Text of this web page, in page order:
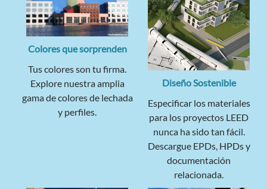
Colores que sorprenden
Tus colores son tu firma.
Explore nuestra amplia
gama de colores de lechada
y perfiles.
Diseño Sostenible
Especificar los materiales
para los proyectos LEED
nunca ha sido tan fácil.
Descargue EPDs, HPDs y
documentación
relacionada.